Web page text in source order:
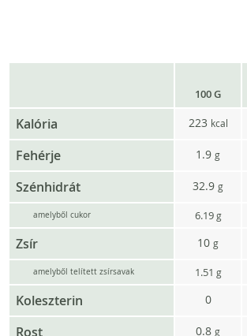
100 G
Kalória 223 kcal
Fehérje 1.9 g
Szénhidrát 32.9 g
amelyből cukor 6.19g
Zsír 10 g
amelyből telített zsírsavak 1.51 g
Koleszterin 0
Rost 0.8 g